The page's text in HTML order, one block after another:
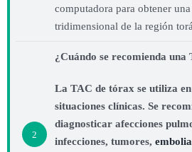
computadora para obtener
tridimensional de la región
2
¿Cuándo se recomienda una
La TAC de tórax se utiliza
situaciones clínicas. Se
diagnosticar afecciones
infecciones, tumores,